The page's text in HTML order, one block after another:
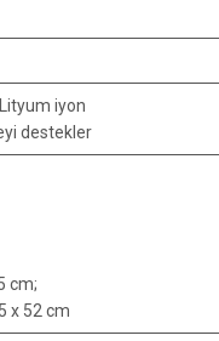
iyon
destekler
cm;
x 52 cm